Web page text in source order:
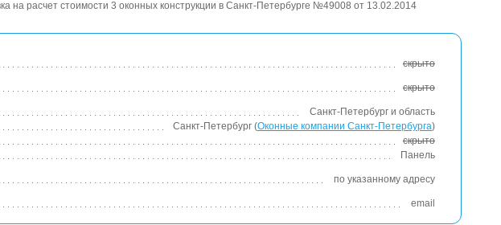
на расчет стоимости 3 оконных конструкции в Санкт-Петербурге №49008 от 13.02.2014
скрыто
скрыто
Санкт-Петербург и область
Санкт-Петербург (Оконные компании Санкт-Петербурга)
скрыто
Панель
по указанному адресу
email